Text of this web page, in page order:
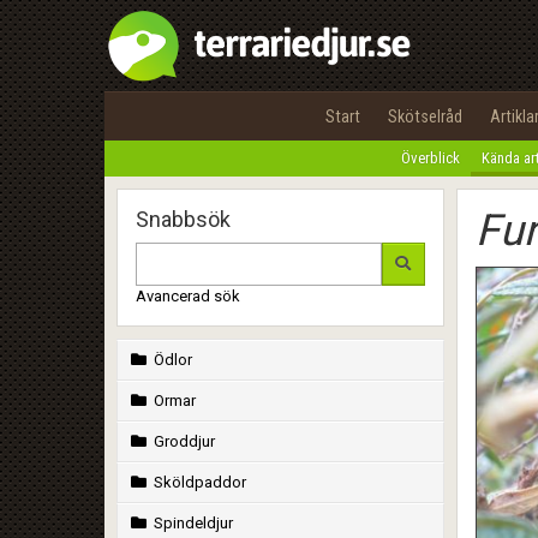
Start Skötselråd Artiklar
Överblick Kända
Snabbsök
Avancerad sök
Ödlor
Ormar
Groddjur
Sköldpaddor
Spindeldjur